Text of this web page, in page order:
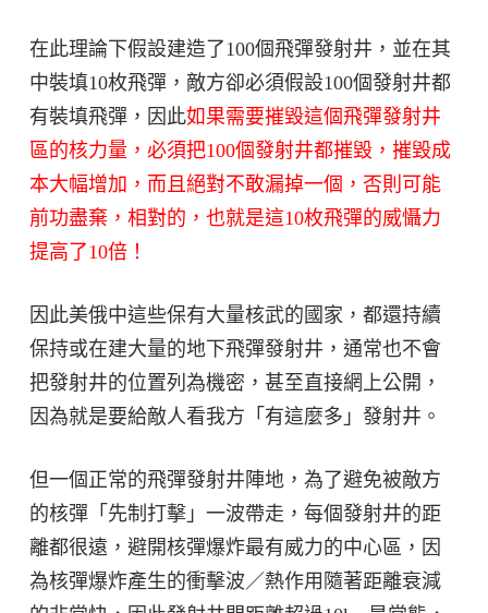
在此理論下假設建造了100個飛彈發射井，並在其
中裝填10枚飛彈，敵方卻必須假設100個發射井都
有裝填飛彈，因此如果需要摧毀這個飛彈發射井
區的核力量，必須把100個發射井都摧毀，摧毀成
本大幅增加，而且絕對不敢漏掉一個，否則可能
前功盡棄，相對的，也就是這10枚飛彈的威懾力
提高了10倍！
因此美俄中這些保有大量核武的國家，都還持續
保持或在建大量的地下飛彈發射井，通常也不會
把發射井的位置列為機密，甚至直接網上公開，
因為就是要給敵人看我方「有這麼多」發射井。
但一個正常的飛彈發射井陣地，為了避免被敵方
的核彈「先制打擊」一波帶走，每個發射井的距
離都很遠，避開核彈爆炸最有威力的中心區，因
為核彈爆炸產生的衝擊波／熱作用隨著距離衰減